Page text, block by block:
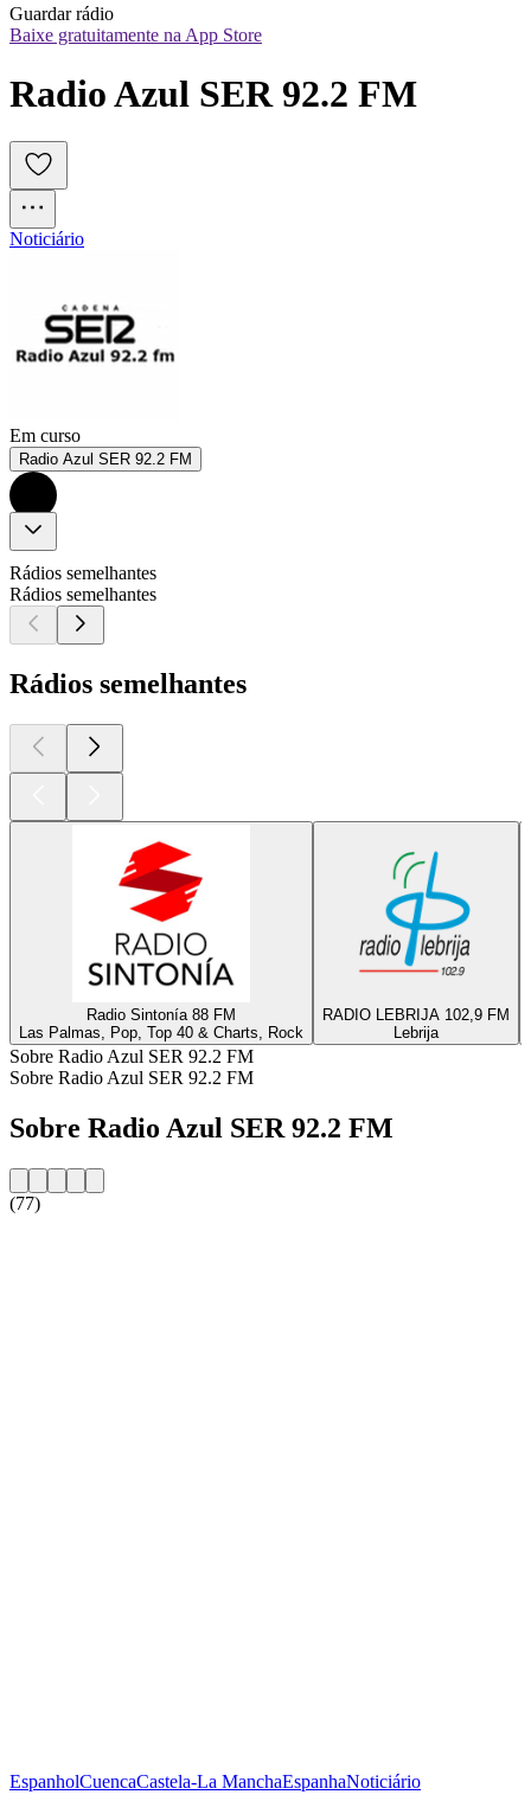
Guardar rádio
Baixe gratuitamente na App Store
Radio Azul SER 92.2 FM
Noticiário
Em curso
Radio Azul SER 92.2 FM
Rádios semelhantes
Rádios semelhantes
Rádios semelhantes
Radio Sintonía 88 FM
Las Palmas, Pop, Top 40 & Charts, Rock
RADIO LEBRIJA 102,9 FM
Lebrija
Sobre Radio Azul SER 92.2 FM
Sobre Radio Azul SER 92.2 FM
Sobre Radio Azul SER 92.2 FM
(77)
EspanholCuencaCastela-La ManchaEspanhaNoticiário